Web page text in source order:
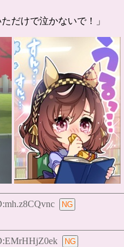
だけで泣かないで！」